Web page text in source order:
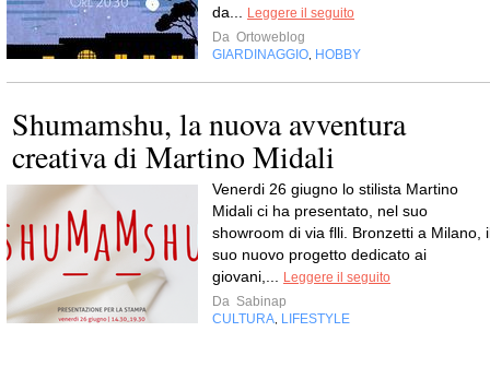
da...
Leggere il seguito
Da Ortoweblog
GIARDINAGGIO HOBBY
Shumamshu, la nuova avventura
creativa di Martino Midali
Venerdi 26 giugno lo stilista Martino
Midali ci ha presentato, nel suo
showroom di via flli. Bronzetti a Milano,
suo nuovo progetto dedicato ai
giovani,...
Leggere il seguito
Da Sabinap
CULTURA LIFESTYLE